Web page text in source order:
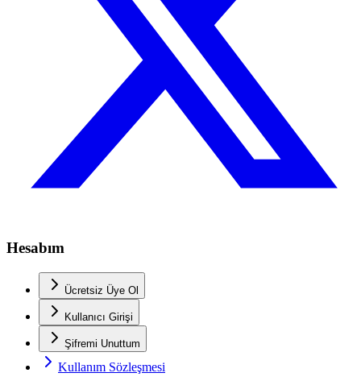
Hesabım
Ücretsiz Üye Ol
Kullanıcı Girişi
Şifremi Unuttum
Kullanım Sözleşmesi